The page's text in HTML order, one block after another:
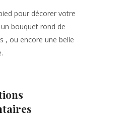
pour décorer votre
bouquet rond de
, ou encore une belle